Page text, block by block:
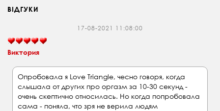
ВІДГУКИ
17-08-2021 11:08:00
Виктория
Опробовала я Love Triangle, чесно говоря, когда
слышала от других про оргазм за 10-30 секунд -
очень скептично относилась. Но когда попробовала
сама - поняла, что зря не верила людям